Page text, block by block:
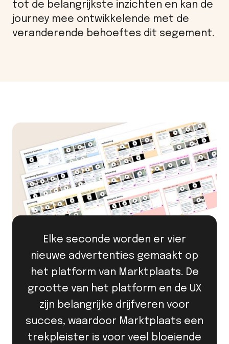
tot de belangrijkste inzichten en kan de
journey mee ontwikkelende met de
veranderende behoeftes dit segement.
Elke seconde worden er vier
nieuwe advertenties gemaakt op
het platform van Marktplaats. De
grootte van het platform en de UX
zijn belangrijke drijfveren voor
succes, waardoor Marktplaats een
trekpleister is voor veel bloeiende